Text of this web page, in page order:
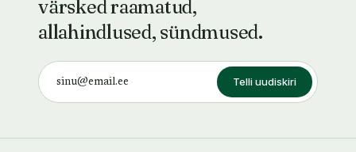
värsked raamatud,
allahindlused, sündmused.
Telli uudiskiri